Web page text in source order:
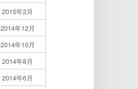
2015年2月
2014年12月
2014年10月
2014年8月
2014年6月